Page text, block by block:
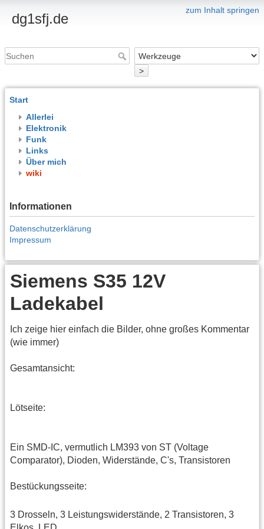
zum Inhalt springen
dg1sfj.de
>
Start
Allerlei
Elektronik
Funk
Links
Über mich
wiki
Informationen
Datenschutzerklärung
Impressum
Siemens S35 12V
Ladekabel
Ich zeige hier einfach die Bilder, ohne großes Kommentar
(wie immer)
Gesamtansicht:
Lötseite:
Ein SMD-IC, vermutlich LM393 von ST (Voltage
Comparator), Dioden, Widerstände, C's, Transistoren
Bestückungsseite:
3 Drosseln, 3 Leistungswiderstände, 2 Transistoren, 3